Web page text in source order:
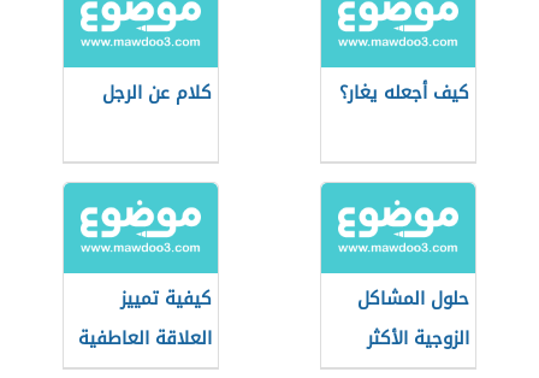
كيف أجعله يغار؟ كلام عن الرجل
حلول المشاكل
الزوجية الأكثر
كيفية تمييز
العلاقة العاطفية